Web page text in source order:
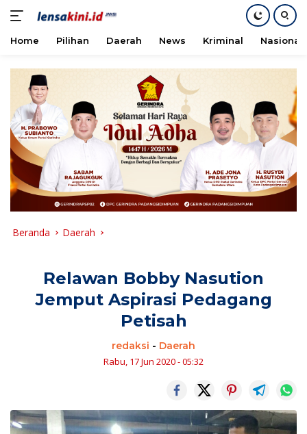
konten
Home Pilihan Daerah News Kriminal Nasional
Beranda Daerah
Relawan Bobby Nasution
Jemput Aspirasi Pedagang
Petisah
redaksi - Daerah
Rabu, 17 Jun 2020 - 05:32